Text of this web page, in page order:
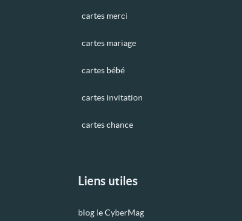
cartes merci
cartes mariage
cartes bébé
cartes invitation
cartes chance
Liens utiles
blog le CyberMag